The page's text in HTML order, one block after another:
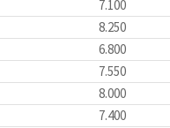
7.100
8.250
6.800
7.550
8.000
7.400